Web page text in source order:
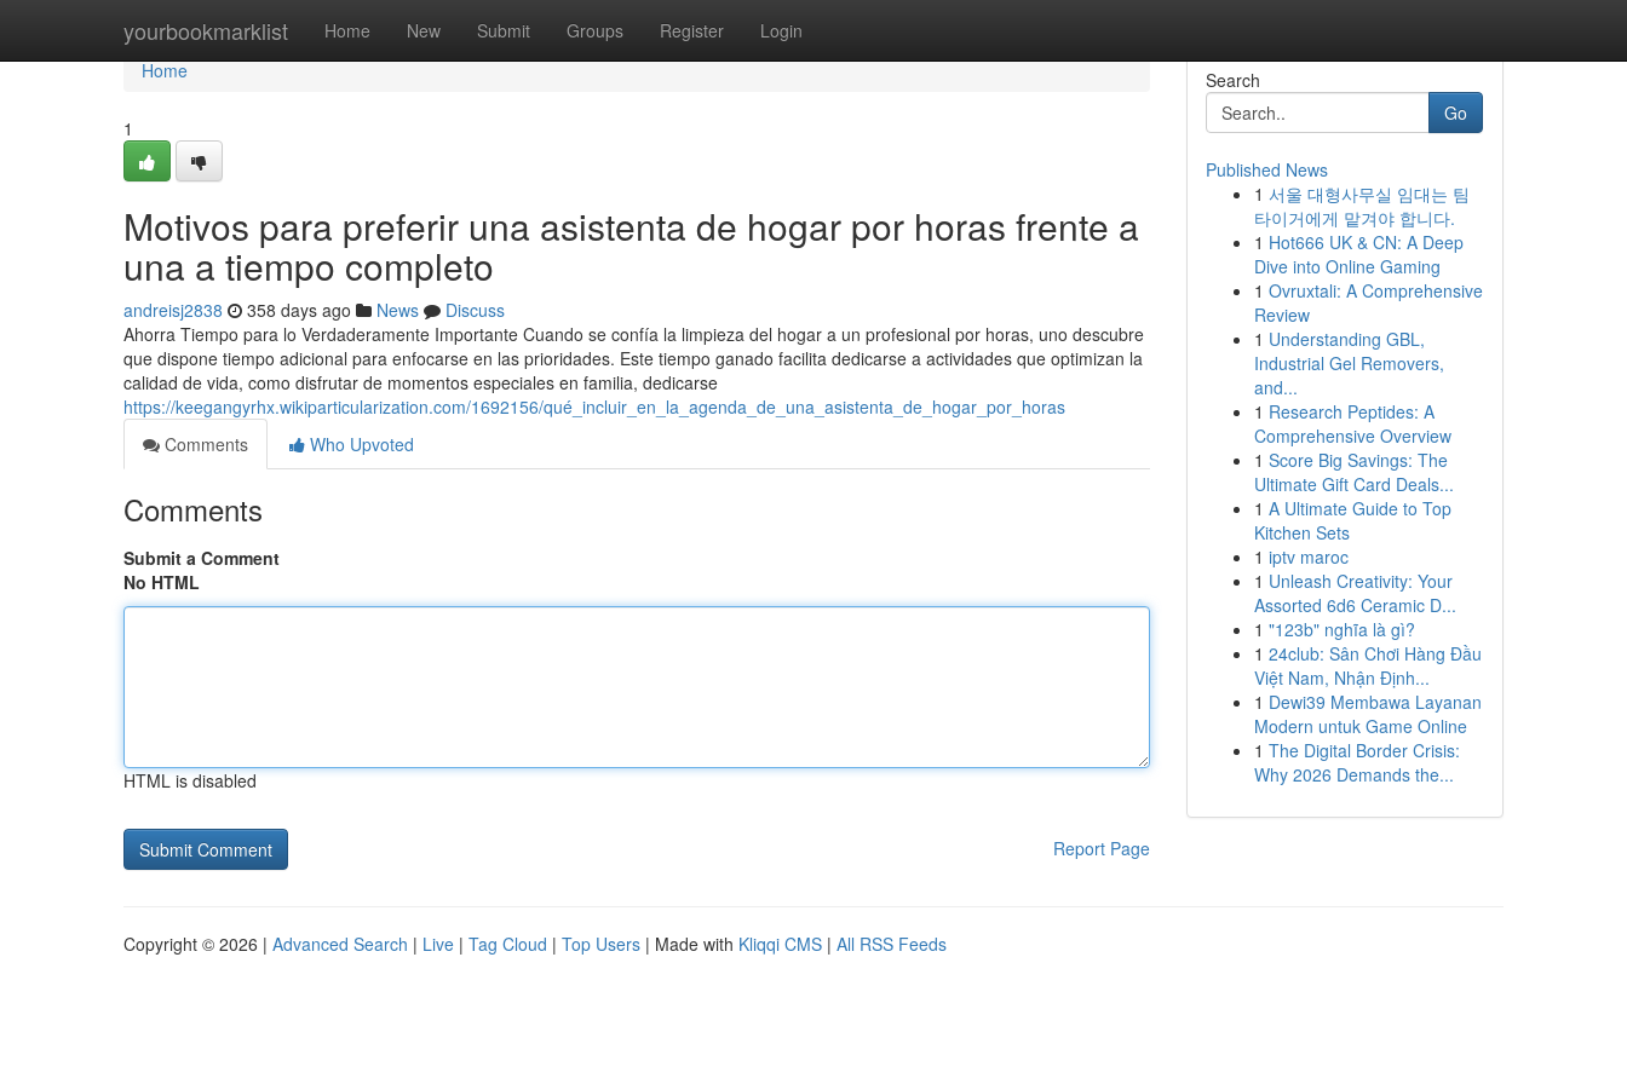
yourbookmarklist Home New Submit Groups Register Login
Home
Home
1
Motivos para preferir una asistenta de hogar por horas frente a
una a tiempo completo
andreisj2838 358 days ago News
Discuss
Ahorra Tiempo para lo Verdaderamente Importante Cuando se confía la limpieza del hogar a un profesional por horas, uno descubre
que dispone tiempo adicional para enfocarse en las prioridades. Este tiempo ganado facilita dedicarse a actividades que optimizan la
calidad de vida, como disfrutar de momentos especiales en familia, dedicarse
https://keegangyrhx.wikiparticularization.com/1692156/qué_incluir_en_la_agenda_de_una_asistenta_de_hogar_por_horas
Comments
Who Upvoted
Comments
Submit a Comment
No HTML
HTML is disabled
Report Page
Search
Go
Published News
1 서울 대형사무실 임대는 팀
타이거에게 맡겨야 합니다.
1 Hot666 UK & CN: A Deep
Dive into Online Gaming
1 Ovruxtali: A Comprehensive
Review
1 Understanding GBL,
Industrial Gel Removers,
and...
1 Research Peptides: A
Comprehensive Overview
1 Score Big Savings: The
Ultimate Gift Card Deals...
1 A Ultimate Guide to Top
Kitchen Sets
1 iptv maroc
1 Unleash Creativity: Your
Assorted 6d6 Ceramic D...
1 "123b" nghĩa là gì?
1 24club: Sân Chơi Hàng Đầu
Việt Nam, Nhận Định...
1 Dewi39 Membawa Layanan
Modern untuk Game Online
1 The Digital Border Crisis:
Why 2026 Demands the...
Copyright © 2026 | Advanced Search | Live | Tag Cloud | Top Users | Made with Kliqqi CMS | All RSS Feeds